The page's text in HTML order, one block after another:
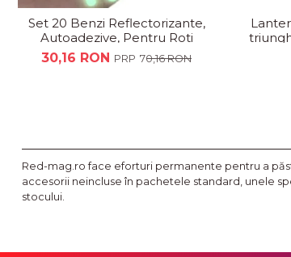
Set 20 Benzi Reflectorizante,
Autoadezive, Pentru Roti
Auto sau Moto,Galben
30,16 RON 70,16 RON
Red-mag.ro face eforturi permanente pentru a
accesorii neincluse în pachetele standard, unele
stocului.